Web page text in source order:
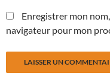
Enregistrer mon
navigateur pour mon